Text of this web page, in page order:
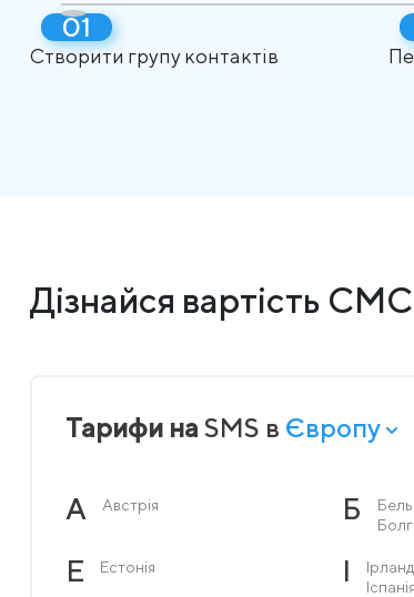
Створити групу контактів
Дізнайся вартість
Тарифи на SMS в Європу
А Австрія Б
Е Естонія І
Іспанія